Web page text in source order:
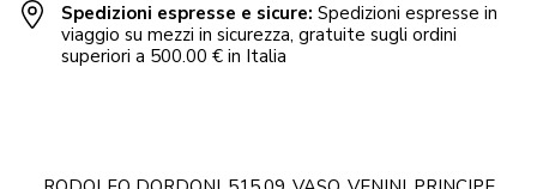
Spedizioni espresse e sicure: Spedizioni espresse in
viaggio su mezzi in sicurezza, gratuite sugli ordini
superiori a 500.00 € in Italia